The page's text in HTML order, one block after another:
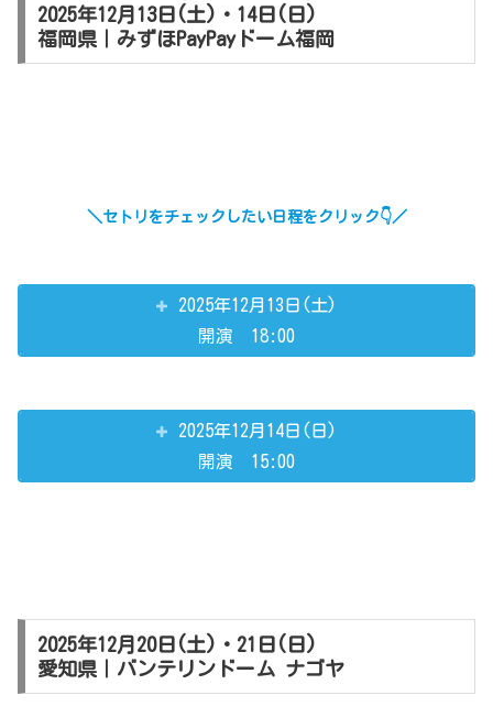
2025年12月13日(土)・14日(日)
福岡県｜みずほPayPayドーム福岡
＼セトリをチェックしたい日程をクリック👇／
2025年12月13日(土)
開演 18:00
2025年12月14日(日)
開演 15:00
2025年12月20日(土)・21日(日)
愛知県｜バンテリンドーム ナゴヤ